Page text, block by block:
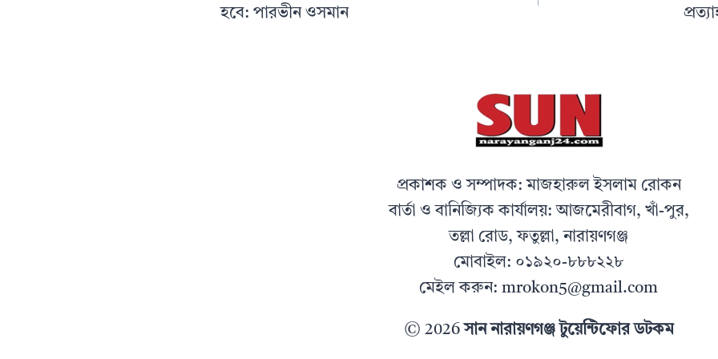
হবে: পারভীন ওসমান
প্রকাশক ও সম্পাদক: মাজহারুল ইসলাম রোকন
বার্তা ও বানিজ্যিক কার্যালয়: আজমেরীবাগ, খাঁ-পুর,
তল্লা রোড, ফতুল্লা, নারায়ণগঞ্জ
মোবাইল: ০১৯২০-৮৮৮২২৮
মেইল করুন: mrokon5@gmail.com
© 2026 সান নারায়ণগঞ্জ টুয়েন্টিফোর ডটকম